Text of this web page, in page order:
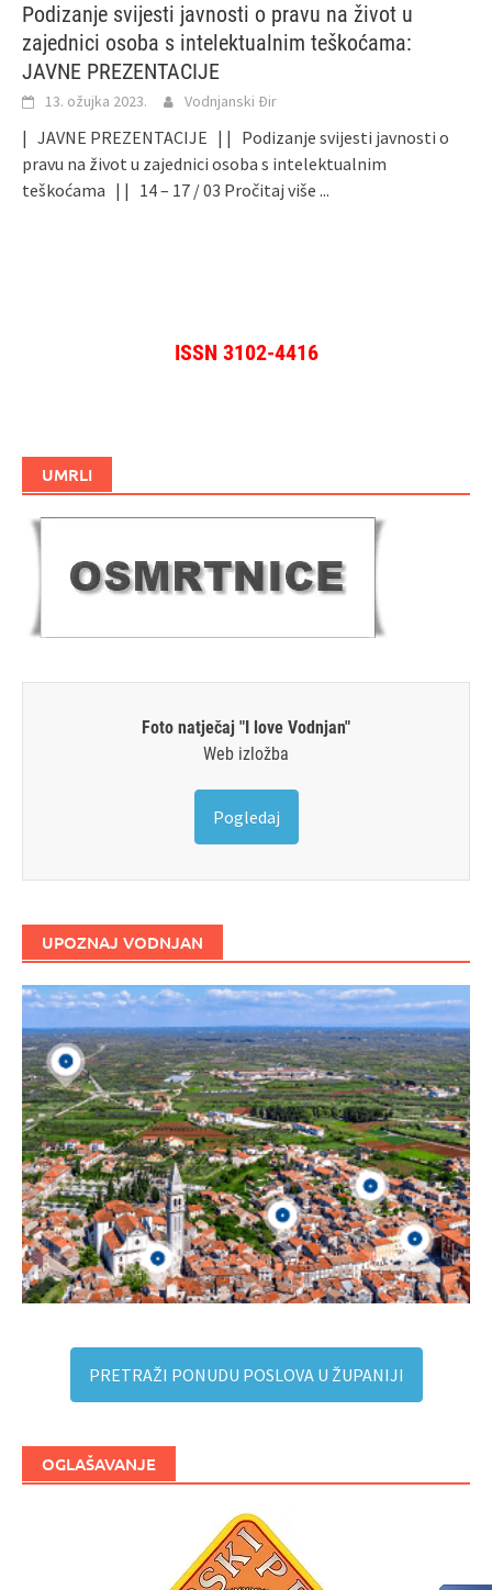
Podizanje svijesti javnosti o pravu na život u
zajednici osoba s intelektualnim teškoćama:
JAVNE PREZENTACIJE
13. ožujka 2023. Vodnjanski Đir
| JAVNE PREZENTACIJE | | Podizanje svijesti javnosti o
pravu na život u zajednici osoba s intelektualnim
teškoćama | | 14 – 17 / 03 Pročitaj više ...
ISSN 3102-4416
UMRLI
Foto natječaj "I love Vodnjan"
Web izložba
Pogledaj
UPOZNAJ VODNJAN
PRETRAŽI PONUDU POSLOVA U ŽUPANIJI
OGLAŠAVANJE